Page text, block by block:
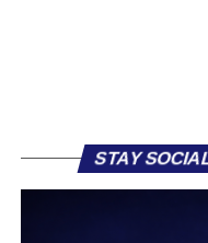
Καλωσορίζουμε τον
Σαρωνικού και του
STAY